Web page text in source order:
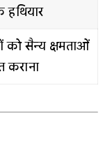
को सैन्य क्षमताओं
कराना